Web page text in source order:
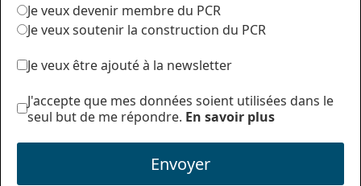
Je veux devenir membre du PCR
Je veux soutenir la construction du PCR
Je veux être ajouté à la newsletter
J'accepte que mes données soient utilisées dans le
seul but de me répondre. En savoir plus
Envoyer